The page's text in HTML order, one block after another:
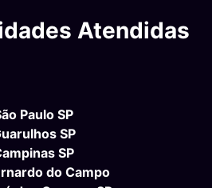
Atendidas
Paulo SP
SP
SP
do Campo